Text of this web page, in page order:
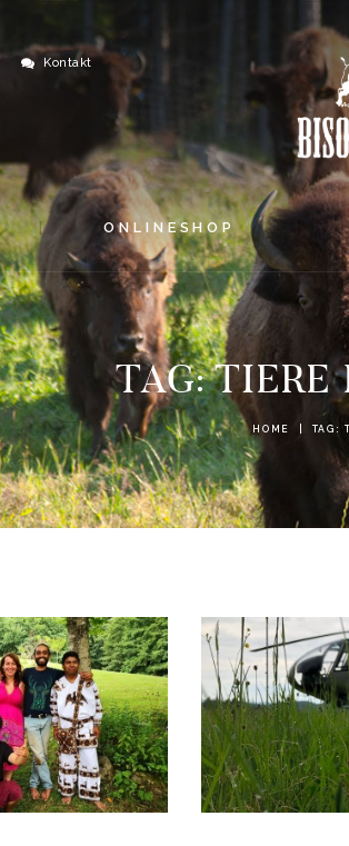
Kontakt
ONLINESHOP
TAG: TIERE
HOME TAG:
ABOUT
NEWS
EVENTS